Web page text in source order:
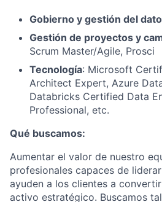
Gobierno y gestión del dato
Gestión de proyectos y
Scrum Master/Agile, Prosci
Tecnología: Microsoft
Architect Expert, Azure
Databricks Certified Data
Professional, etc.
Qué buscamos:
Aumentar el valor de nuestro
profesionales capaces de
ayuden a los clientes a
activo estratégico. Buscamos